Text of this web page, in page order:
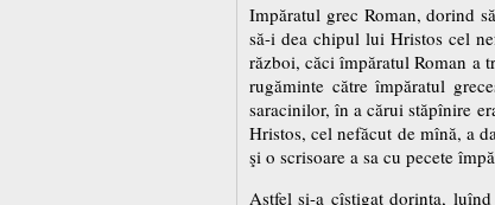
Impăratul grec Roman, dorind
să-i dea chipul lui Hristos cel
război, căci împăratul Roman a
rugăminte către împăratul
saracinilor, în a cărui stăpînire
Hristos, cel nefăcut de mînă, a
şi o scrisoare a sa cu pecete
Astfel şi-a cîştigat dorinţa,